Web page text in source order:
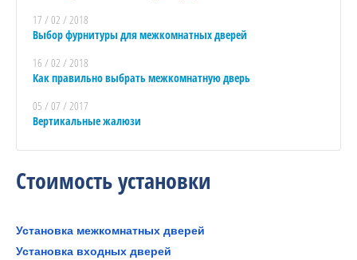
17 / 02 / 2018
Выбор фурнитуры для межкомнатных дверей
16 / 02 / 2018
Как правильно выбрать межкомнатную дверь
05 / 07 / 2017
Вертикальные жалюзи
Стоимость установки
Установка межкомнатных дверей
Установка входных дверей